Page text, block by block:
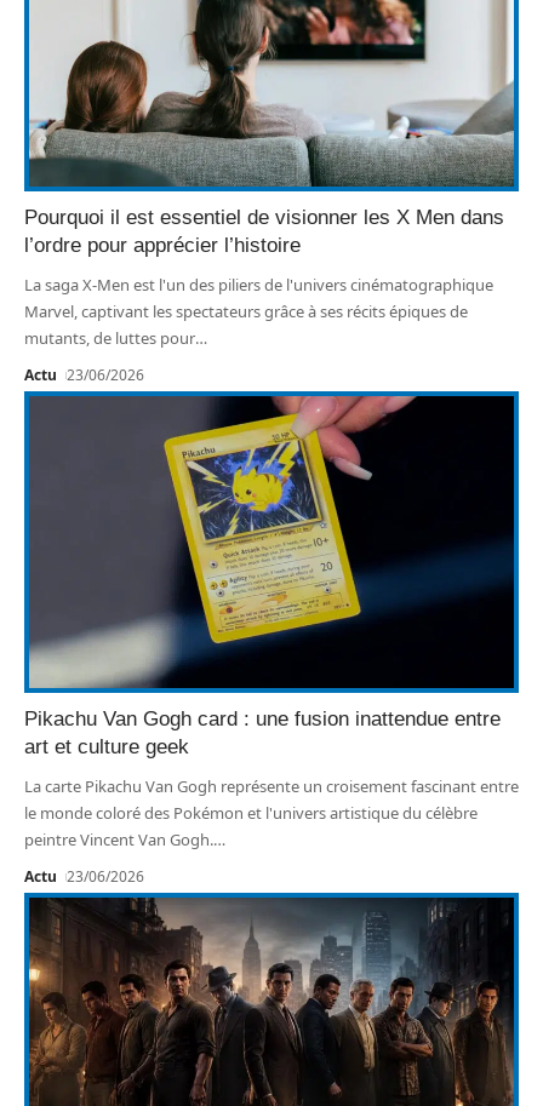
Pourquoi il est essentiel de visionner les X Men dans
l’ordre pour apprécier l’histoire
La saga X-Men est l'un des piliers de l'univers cinématographique
Marvel, captivant les spectateurs grâce à ses récits épiques de
mutants, de luttes pour…
Actu 23/06/2026
Pikachu Van Gogh card : une fusion inattendue entre
art et culture geek
La carte Pikachu Van Gogh représente un croisement fascinant entre
le monde coloré des Pokémon et l'univers artistique du célèbre
peintre Vincent Van Gogh.…
Actu 23/06/2026